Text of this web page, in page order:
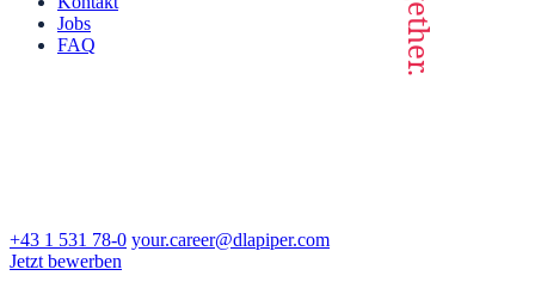
Jobs
FAQ
+43 1 531 78-0 your.career@dlapiper.com
Jetzt bewerben